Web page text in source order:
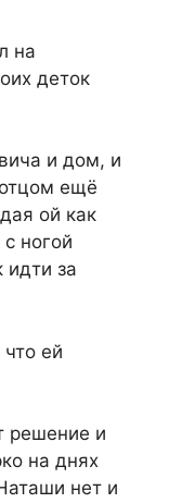
на
деток
и дом, и
отцом ещё
ой как
ногой
идти за
ей
решение и
на днях
нет и